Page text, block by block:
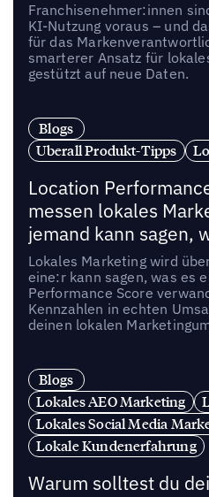
Franchisenehmer:innen
KI-Nutzung voraus – und
für das
smarterer Ansatz für
gestützt auf neue Daten.
Blogs
Uberall Produkt-Tipps
Location
messen lokales
jemand kann sagen,
Lokales Marketing wird
eine:r kann sagen, was es
Performance Score
Kennzahlen in echten
deinen lokalen
Blogs
Lokales AEO Marketing
Lokales Social Media
Lokale Kundenerfahrung
Warum solltest du